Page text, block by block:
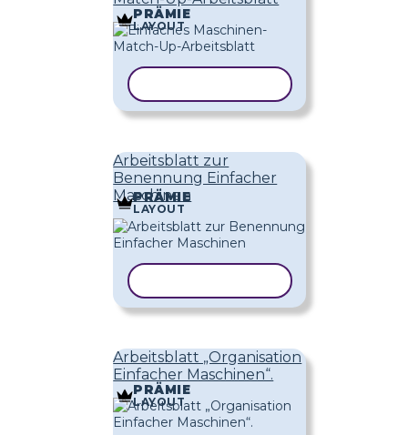
PRÄMIE
LAYOUT
Arbeitsblatt zur
Benennung Einfacher
Maschinen
PRÄMIE
LAYOUT
Arbeitsblatt „Organisation
Einfacher Maschinen“.
PRÄMIE
LAYOUT